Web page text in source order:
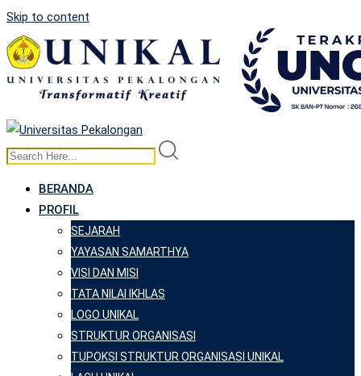
Skip to content
BERANDA
PROFIL
SEJARAH
YAYASAN SAMARTHYA
VISI DAN MISI
TATA NILAI IKHLAS
LOGO UNIKAL
STRUKTUR ORGANISASI
TUPOKSI STRUKTUR ORGANISASI UNIKAL